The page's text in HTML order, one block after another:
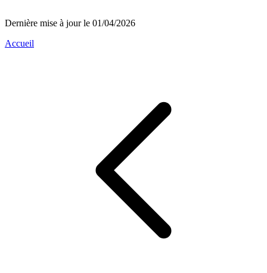
Dernière mise à jour le 01/04/2026
Accueil